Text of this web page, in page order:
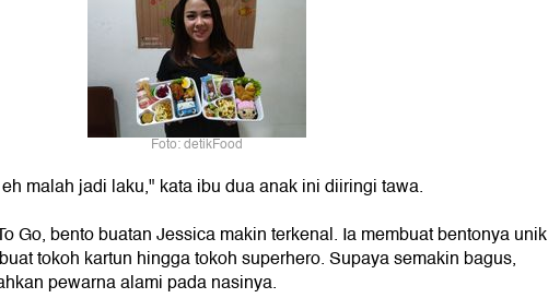
Foto: detikFood
malah jadi laku," kata ibu dua anak ini diiringi tawa.
Go, bento buatan Jessica makin terkenal. Ia membuat bentonya unik
tokoh kartun hingga tokoh superhero. Supaya semakin bagus,
pewarna alami pada nasinya.